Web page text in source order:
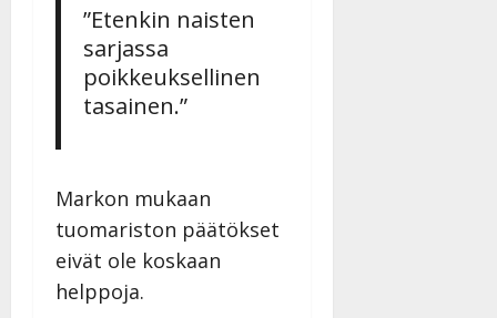
”Etenkin naisten
sarjassa
poikkeuksellinen
tasainen.”
Markon mukaan
tuomariston päätökset
eivät ole koskaan
helppoja.